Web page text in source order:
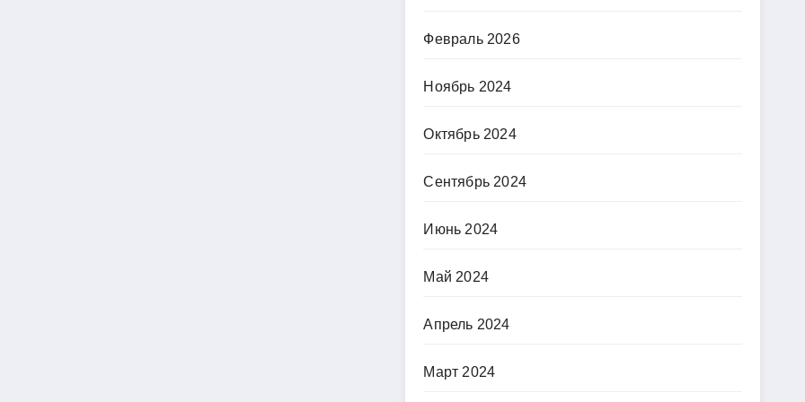
Февраль 2026
Ноябрь 2024
Октябрь 2024
Сентябрь 2024
Июнь 2024
Май 2024
Апрель 2024
Март 2024